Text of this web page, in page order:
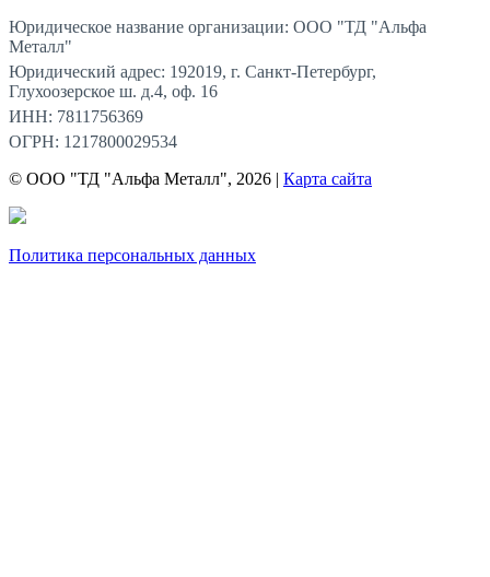
Юридическое название организации: ООО "ТД "Альфа
Металл"
Юридический адрес: 192019, г. Санкт-Петербург,
Глухоозерское ш. д.4, оф. 16
ИНН: 7811756369
ОГРН: 1217800029534
© ООО "ТД "Альфа Металл", 2026 | Карта сайта
Политика персональных данных